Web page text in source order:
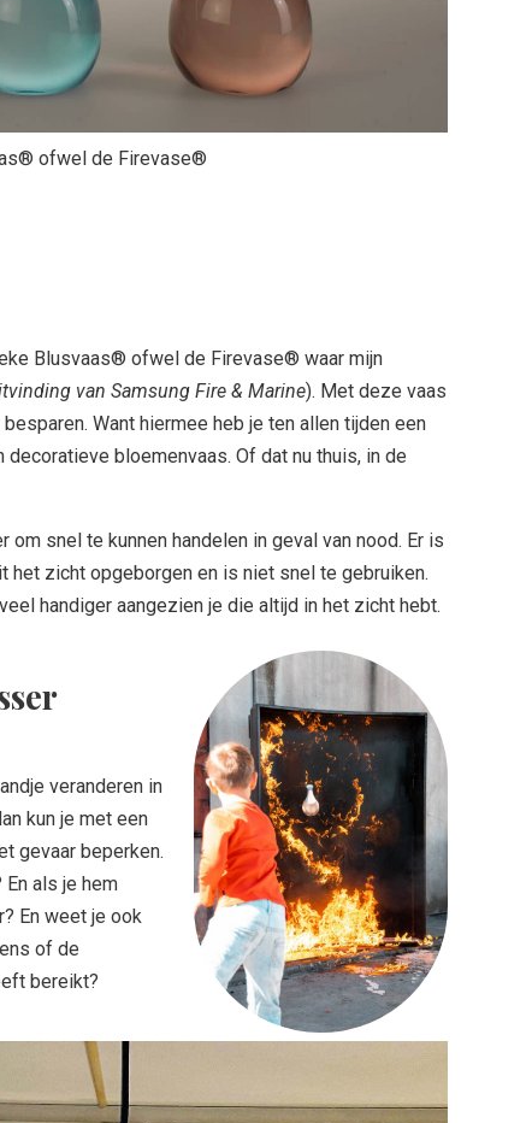
ofwel de Firevase®
Blusvaas® ofwel de Firevase® waar mijn
van Samsung Fire & Marine). Met deze vaas
Want hiermee heb je ten allen tijden een
bloemenvaas. Of dat nu thuis, in de
om snel te kunnen handelen in geval van nood. Er is
het zicht opgeborgen en is niet snel te gebruiken.
handiger aangezien je die altijd in het zicht hebt.
veranderen in
kun je met een
gevaar beperken.
als je hem
En weet je ook
of de
bereikt?